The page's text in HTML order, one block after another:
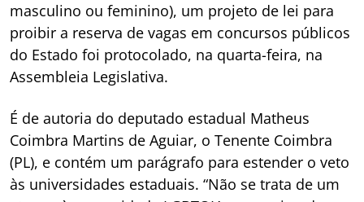
masculino ou feminino), um projeto de lei para
proibir a reserva de vagas em concursos públicos
do Estado foi protocolado, na quarta-feira, na
Assembleia Legislativa.
É de autoria do deputado estadual Matheus
Coimbra Martins de Aguiar, o Tenente Coimbra
(PL), e contém um parágrafo para estender o veto
às universidades estaduais. “Não se trata de um